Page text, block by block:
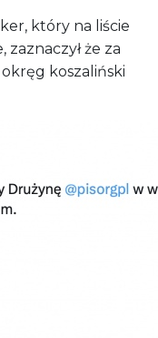
który na liście
że za
koszaliński